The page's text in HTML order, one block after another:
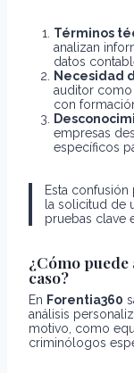
Términos
analizan
datos
Necesidad
auditor
con
empresas
específicos
Esta
la solicitud de
pruebas clave
¿Cómo
caso?
En Forentia360
análisis
motivo, como
criminólogos